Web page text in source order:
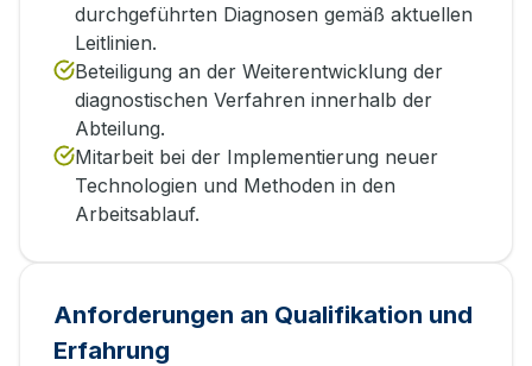
durchgeführten Diagnosen gemäß aktuellen
Leitlinien.
Beteiligung an der Weiterentwicklung der
diagnostischen Verfahren innerhalb der
Abteilung.
Mitarbeit bei der Implementierung neuer
Technologien und Methoden in den
Arbeitsablauf.
Anforderungen an Qualifikation und
Erfahrung